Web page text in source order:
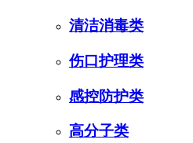
清洁消毒类
伤口护理类
感控防护类
高分子类